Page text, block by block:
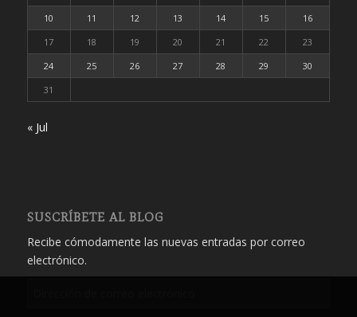
10
11 12 13 14 15
16
17
18 19 20 21 22
23
24
25 26 27 28 29
30
31
« Jul
SUSCRÍBETE AL BLOG
Recibe cómodamente las nuevas entradas por correo
electrónico.